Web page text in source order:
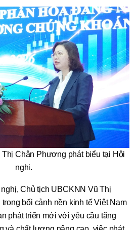
Chân Phương phát biểu tại Hội
nghị.
Chủ tịch UBCKNN Vũ Thị
bối cảnh nền kinh tế Việt Nam
phát triển mới với yêu cầu tăng